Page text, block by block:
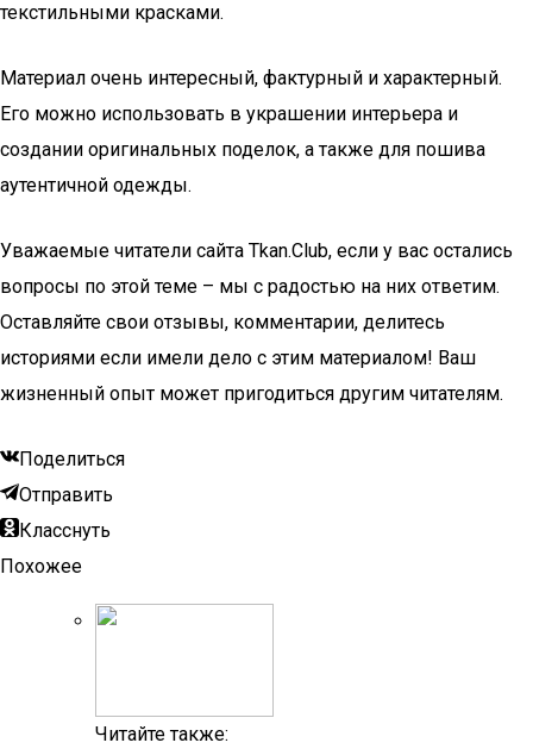
текстильными красками.
Материал очень интересный, фактурный и характерный.
Его можно использовать в украшении интерьера и
создании оригинальных поделок, а также для пошива
аутентичной одежды.
Уважаемые читатели сайта Tkan.Club, если у вас остались
вопросы по этой теме – мы с радостью на них ответим.
Оставляйте свои отзывы, комментарии, делитесь
историями если имели дело с этим материалом! Ваш
жизненный опыт может пригодиться другим читателям.
Поделиться
Отправить
Класснуть
Похожее
Читайте также: